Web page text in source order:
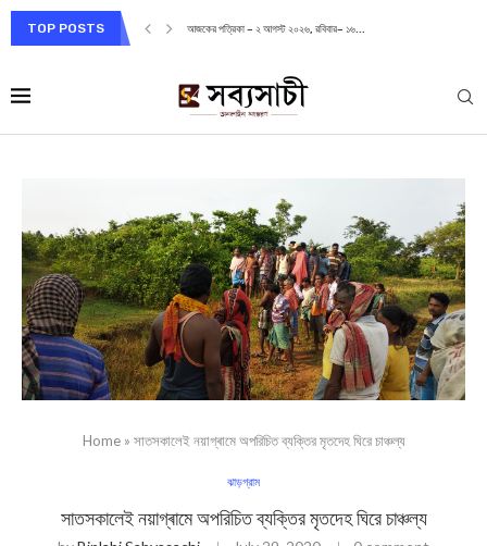
TOP POSTS আজকের পত্রিকা – ২ আগস্ট ২০২৬, রবিবার– ১৬...
Home» সাতসকালেই নয়াগ্ৰামে অপরিচিত ব্যক্তির মৃতদেহ ঘিরে চাঞ্চল্য
ঝাড়গ্রাম
সাতসকালেই নয়াগ্ৰামে অপরিচিত ব্যক্তির মৃতদেহ ঘিরে চাঞ্চল্য